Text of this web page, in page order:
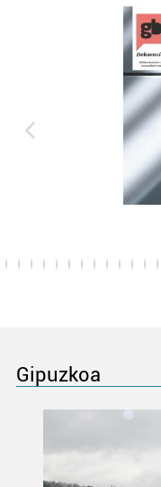
Gipuzkoa